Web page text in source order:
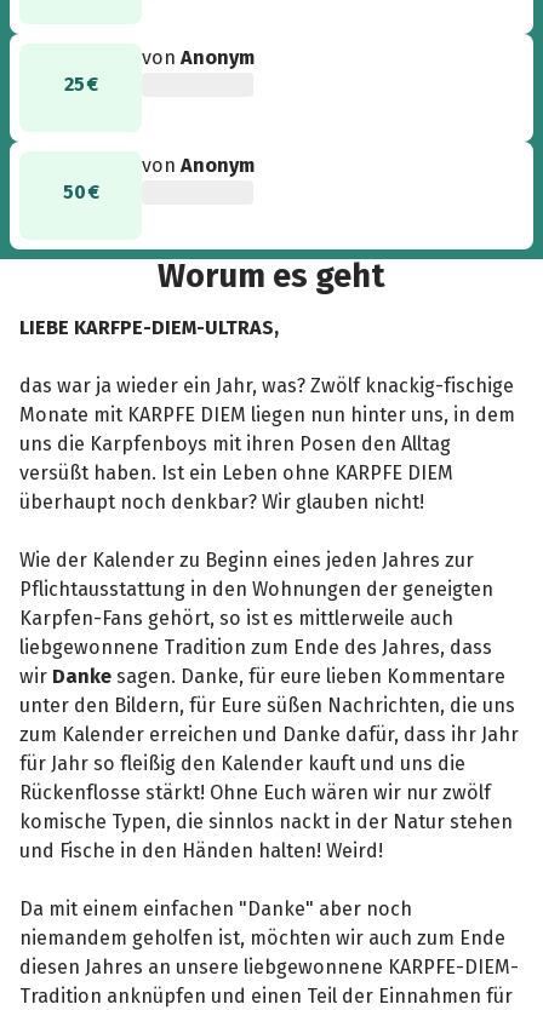
25 €
vonAnonym
50 €
vonAnonym
Worum es geht
LIEBE KARFPE-DIEM-ULTRAS,
das war ja wieder ein Jahr, was? Zwölf knackig-fischige
Monate mit KARPFE DIEM liegen nun hinter uns, in dem
uns die Karpfenboys mit ihren Posen den Alltag
versüßt haben. Ist ein Leben ohne KARPFE DIEM
überhaupt noch denkbar? Wir glauben nicht!
Wie der Kalender zu Beginn eines jeden Jahres zur
Pflichtausstattung in den Wohnungen der geneigten
Karpfen-Fans gehört, so ist es mittlerweile auch
liebgewonnene Tradition zum Ende des Jahres, dass
wir Danke sagen. Danke, für eure lieben Kommentare
unter den Bildern, für Eure süßen Nachrichten, die uns
zum Kalender erreichen und Danke dafür, dass ihr Jahr
für Jahr so fleißig den Kalender kauft und uns die
Rückenflosse stärkt! Ohne Euch wären wir nur zwölf
komische Typen, die sinnlos nackt in der Natur stehen
und Fische in den Händen halten! Weird!
Da mit einem einfachen "Danke" aber noch
niemandem geholfen ist, möchten wir auch zum Ende
diesen Jahres an unsere liebgewonnene KARPFE-DIEM-
Tradition anknüpfen und einen Teil der Einnahmen für